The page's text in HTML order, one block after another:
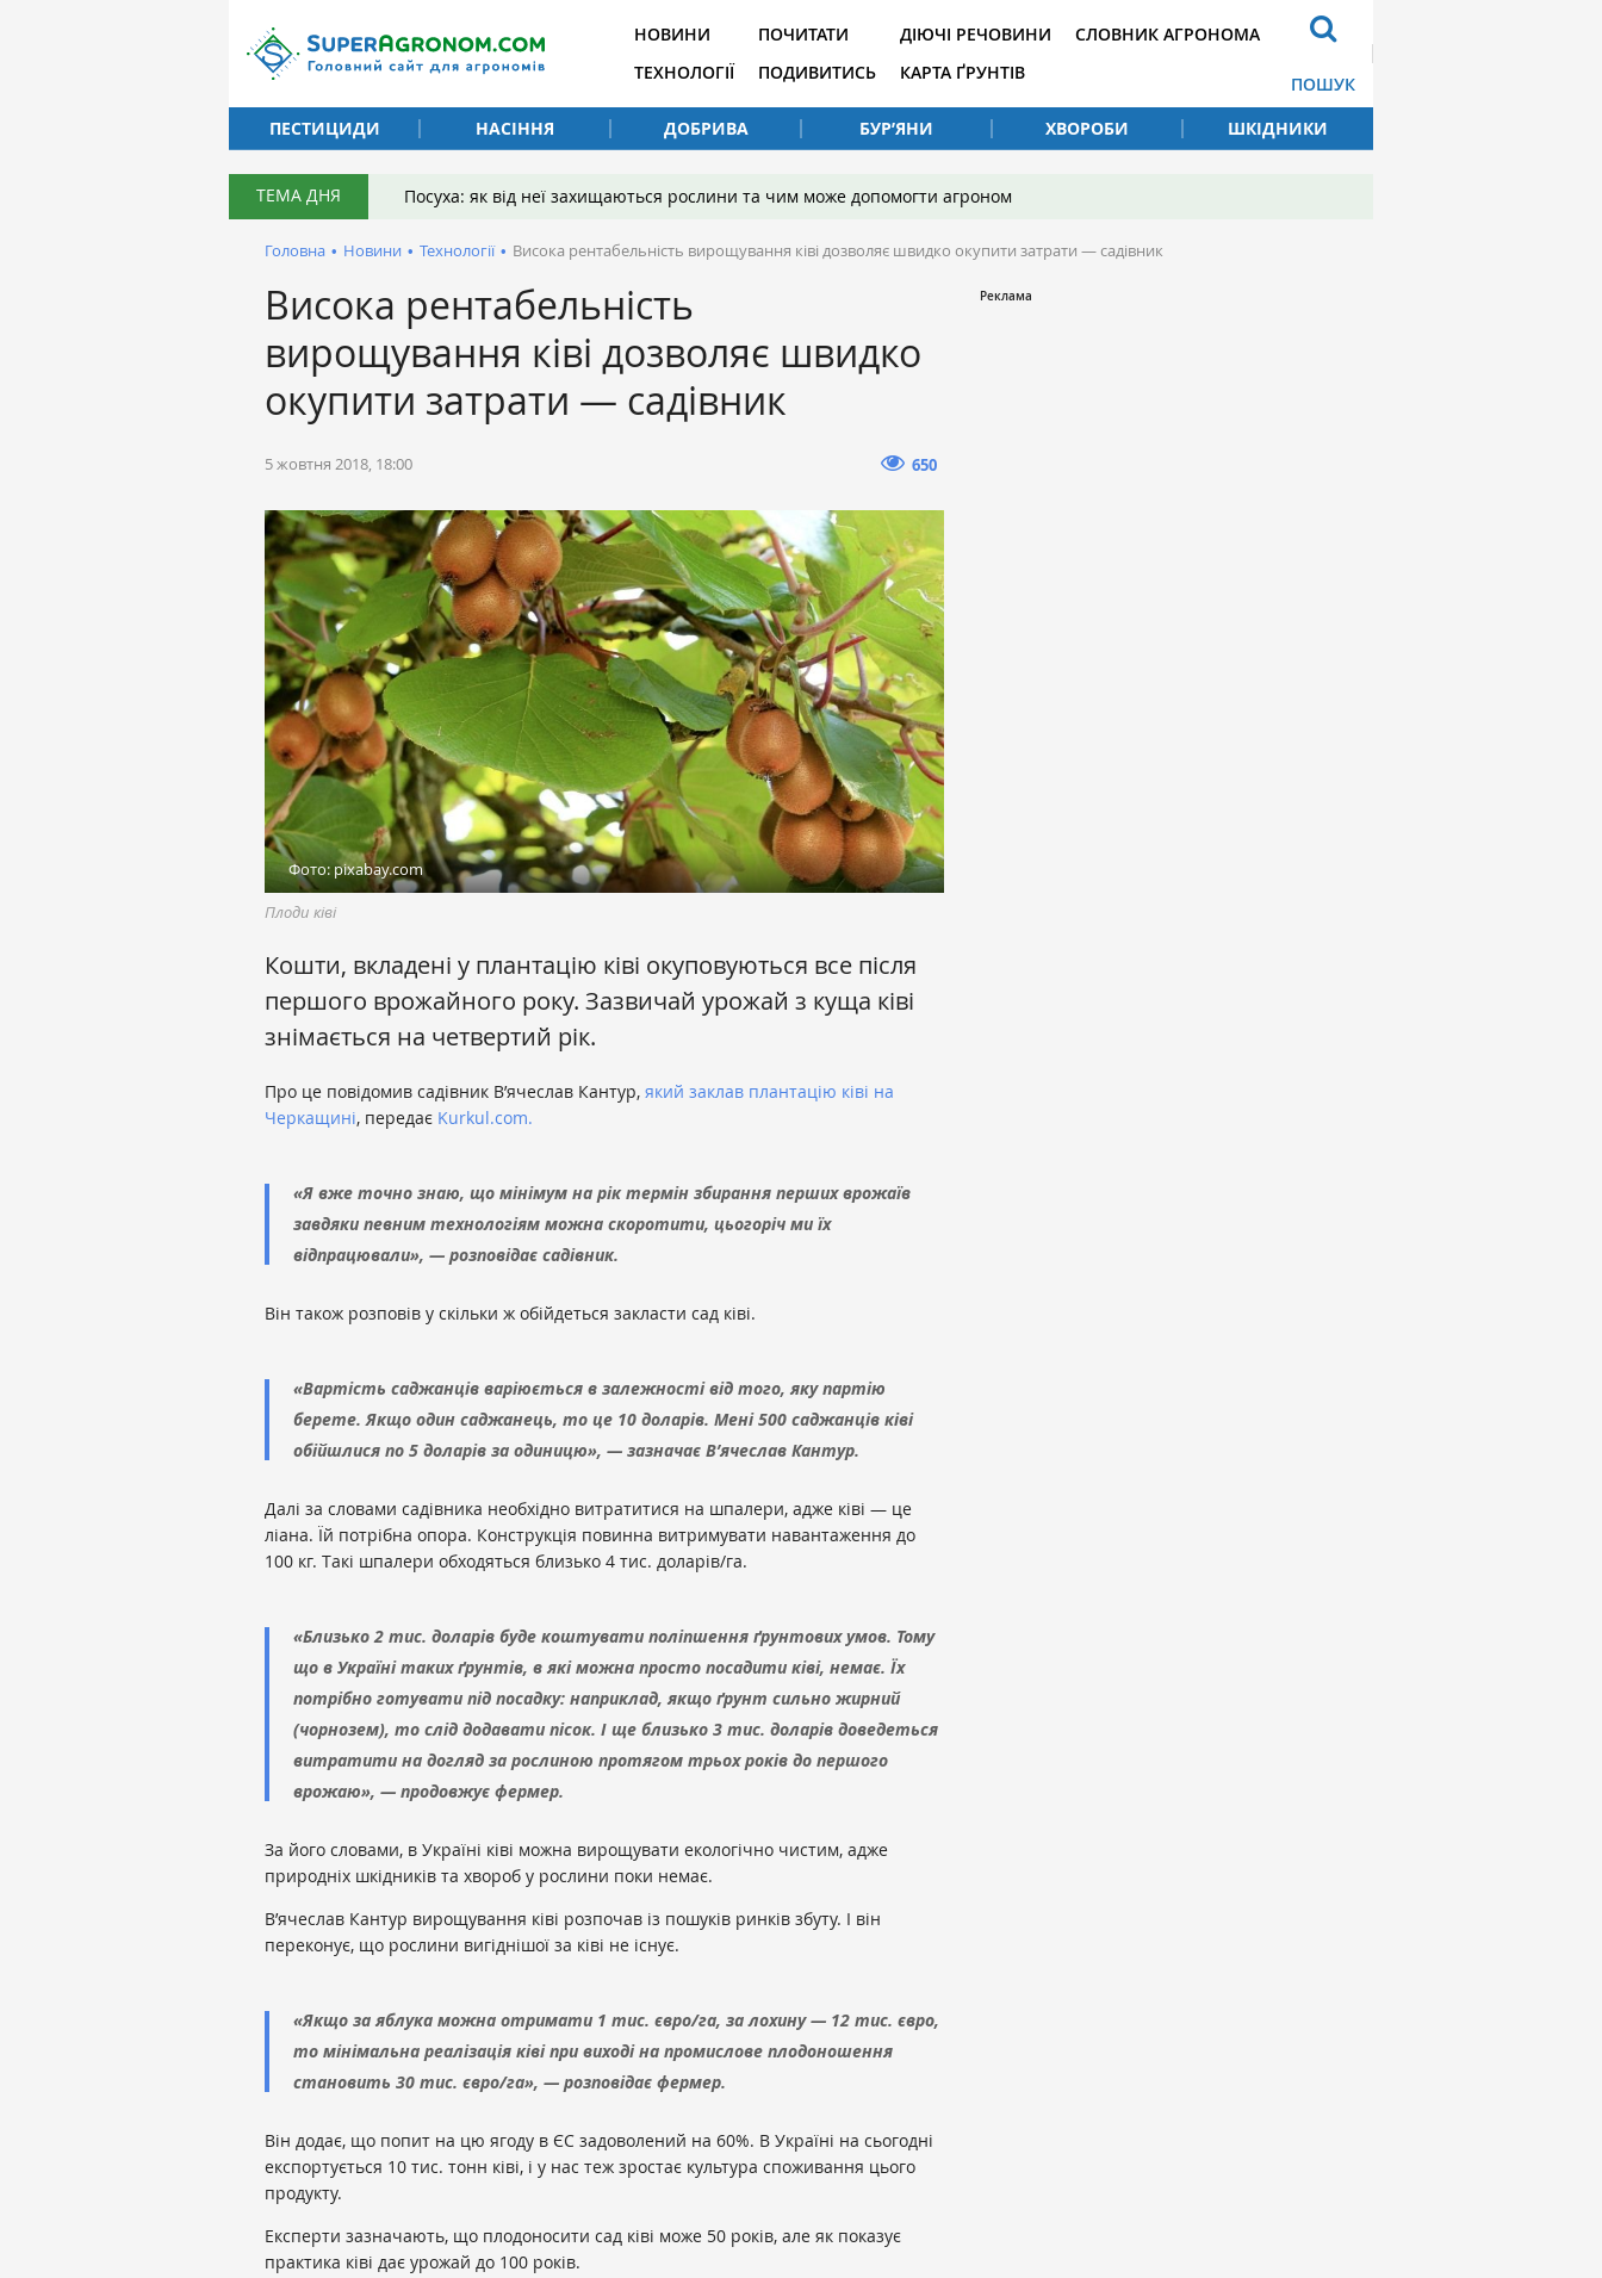
НОВИНИ
ТЕХНОЛОГІЇ
ПОЧИТАТИ
ПОДИВИТИСЬ
ДІЮЧІ РЕЧОВИНИ
КАРТА ҐРУНТІВ
СЛОВНИК АГРОНОМА
ПОШУК
ПЕСТИЦИДИ
НАСІННЯ ДОБРИВА БУР’ЯНИ ХВОРОБИ ШКІДНИКИ
ТЕМА ДНЯ Посуха: як від неї захищаються рослини та чим може допомогти агроном
Головна • Новини • Технології • Висока рентабельність вирощування ківі дозволяє швидко окупити затрати — садівник
Висока рентабельність
вирощування ківі дозволяє швидко
окупити затрати — садівник
5 жовтня 2018, 18:00 650
Фото: pixabay.com
Плоди ківі
Кошти, вкладені у плантацію ківі окуповуються все після
першого врожайного року. Зазвичай урожай з куща ківі
знімається на четвертий рік.
Про це повідомив садівник В’ячеслав Кантур, який заклав плантацію ківі на
Черкащині, передає Kurkul.com.
«Я вже точно знаю, що мінімум на рік термін збирання перших врожаїв
завдяки певним технологіям можна скоротити, цьогоріч ми їх
відпрацювали», — розповідає садівник.
Він також розповів у скільки ж обійдеться закласти сад ківі.
«Вартість саджанців варіюється в залежності від того, яку партію
берете. Якщо один саджанець, то це 10 доларів. Мені 500 саджанців ківі
обійшлися по 5 доларів за одиницю», — зазначає В’ячеслав Кантур.
Далі за словами садівника необхідно витратитися на шпалери, адже ківі — це
ліана. Їй потрібна опора. Конструкція повинна витримувати навантаження до
100 кг. Такі шпалери обходяться близько 4 тис. доларів/га.
«Близько 2 тис. доларів буде коштувати поліпшення ґрунтових умов. Тому
що в Україні таких ґрунтів, в які можна просто посадити ківі, немає. Їх
потрібно готувати під посадку: наприклад, якщо ґрунт сильно жирний
(чорнозем), то слід додавати пісок. І ще близько 3 тис. доларів доведеться
витратити на догляд за рослиною протягом трьох років до першого
врожаю», — продовжує фермер.
За його словами, в Україні ківі можна вирощувати екологічно чистим, адже
природніх шкідників та хвороб у рослини поки немає.
В’ячеслав Кантур вирощування ківі розпочав із пошуків ринків збуту. І він
переконує, що рослини вигіднішої за ківі не існує.
«Якщо за яблука можна отримати 1 тис. євро/га, за лохину — 12 тис. євро,
то мінімальна реалізація ківі при виході на промислове плодоношення
становить 30 тис. євро/га», — розповідає фермер.
Він додає, що попит на цю ягоду в ЄС задоволений на 60%. В Україні на сьогодні
експортується 10 тис. тонн ківі, і у нас теж зростає культура споживання цього
продукту.
Експерти зазначають, що плодоносити сад ківі може 50 років, але як показує
практика ківі дає урожай до 100 років.